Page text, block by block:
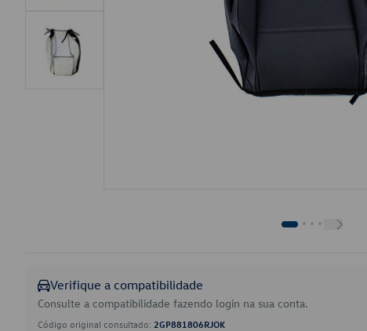
Verifique a compatibilidade
Consulte a compatibilidade fazendo login na sua conta.
Código original consultado: 2GP881806RJOK